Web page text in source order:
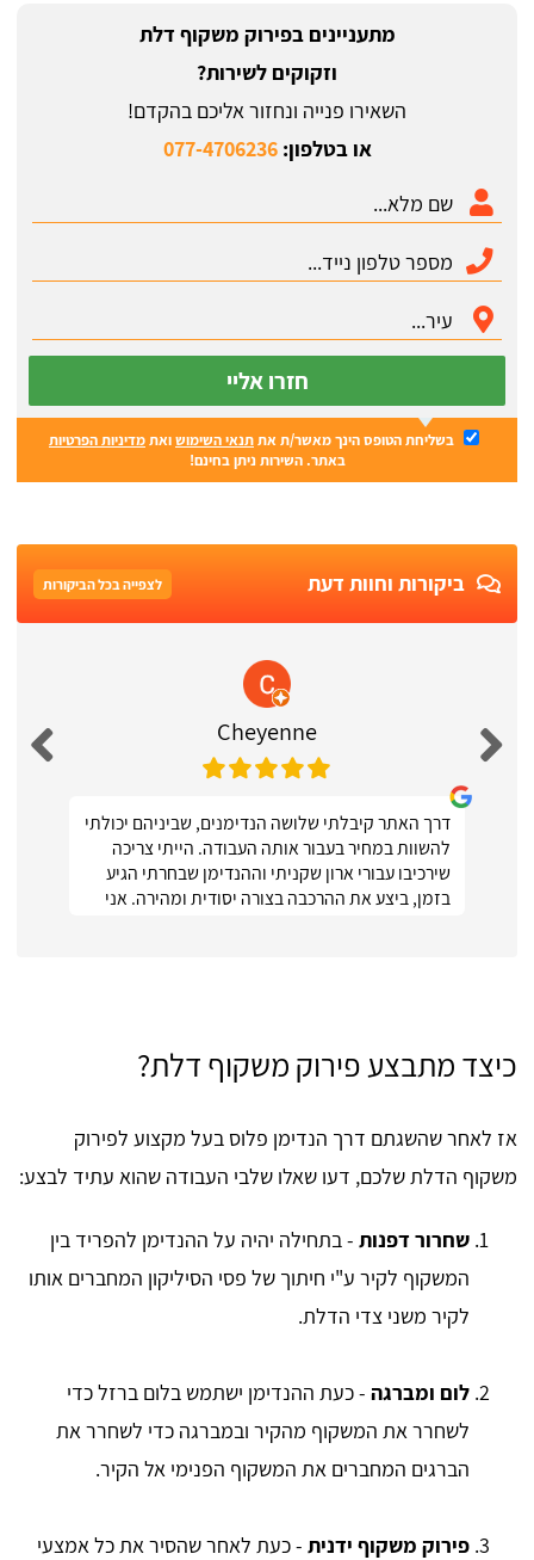
מתעניינים בפירוק משקוף דלת
וזקוקים לשירות?
השאירו פנייה ונחזור אליכם בהקדם!
או בטלפון:077-4706236
חזרו אליי
בשליחת הטופס הינך מאשר/ת אתתנאי השימושואתמדיניות הפרטיות
באתר. השירות ניתן בחינם!
ביקורות וחוות דעת לצפייה בכל הביקורות
Cheyenne
דרך האתר קיבלתי שלושה הנדימנים, שביניהם יכולתי
להשוות במחיר בעבור אותה העבודה. הייתי צריכה
שירכיבו עבורי ארון שקניתי וההנדימן שבחרתי הגיע
בזמן, ביצע את ההרכבה בצורה יסודית ומהירה. אני
כיצד מתבצע פירוק משקוף דלת?
אז לאחר שהשגתם דרך הנדימן פלוס בעל מקצוע לפירוק
משקוף הדלת שלכם, דעו שאלו שלבי העבודה שהוא עתיד לבצע:
שחרור דפנות - בתחילה יהיה על ההנדימן להפריד בין
המשקוף לקיר ע"י חיתוך של פסי הסיליקון המחברים אותו
לקיר משני צדי הדלת.
לום ומברגה - כעת ההנדימן ישתמש בלום ברזל כדי
לשחרר את המשקוף מהקיר ובמברגה כדי לשחרר את
הברגים המחברים את המשקוף הפנימי אל הקיר.
פירוק משקוף ידנית - כעת לאחר שהסיר את כל אמצעי